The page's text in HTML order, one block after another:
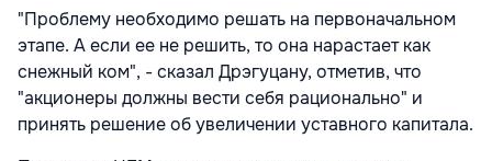
"Проблему необходимо решать на первоначальном
этапе. А если ее не решить, то она нарастает как
снежный ком", - сказал Дрэгуцану, отметив, что
"акционеры должны вести себя рационально" и
принять решение об увеличении уставного капитала.